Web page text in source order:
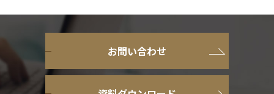
お問い合わせ